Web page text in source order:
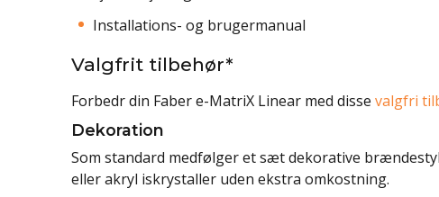
Installations- og brugermanual
Valgfrit tilbehør*
Forbedr din Faber e-MatriX Linear med disse valgfri
Dekoration
Som standard medfølger et sæt dekorative
eller akryl iskrystaller uden ekstra omkostning.